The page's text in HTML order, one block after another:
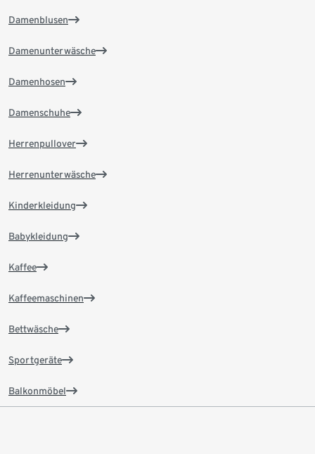
Damenblusen
Damenunterwäsche
Damenhosen
Damenschuhe
Herrenpullover
Herrenunterwäsche
Kinderkleidung
Babykleidung
Kaffee
Kaffeemaschinen
Bettwäsche
Sportgeräte
Balkonmöbel